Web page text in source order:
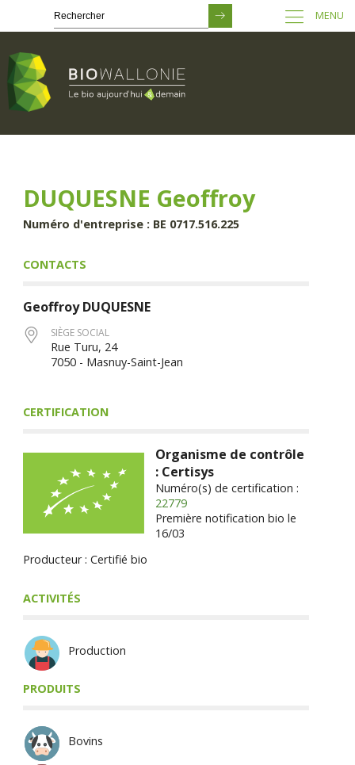
principal
MENU
DUQUESNE Geoffroy
Numéro d'entreprise : BE 0717.516.225
CONTACTS
Geoffroy DUQUESNE
SIÈGE SOCIAL
Rue Turu, 24
7050 - Masnuy-Saint-Jean
CERTIFICATION
Organisme de contrôle
: Certisys
Numéro(s) de certification :
22779
Première notification bio le
16/03
Producteur : Certifié bio
ACTIVITÉS
Production
PRODUITS
Bovins